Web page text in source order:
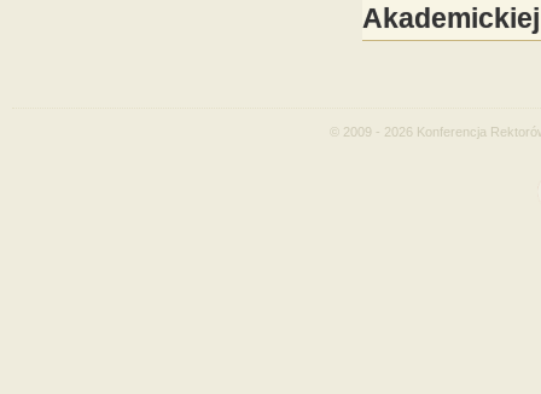
© 2009 - 2026 Konferencja